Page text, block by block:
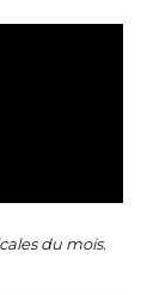
du mois.